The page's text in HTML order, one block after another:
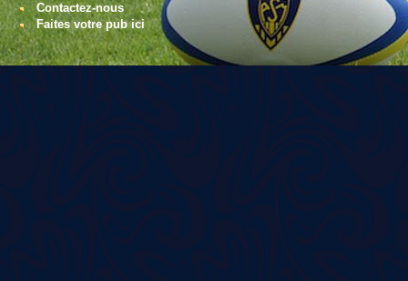
Contactez-nous
Faites votre pub ici